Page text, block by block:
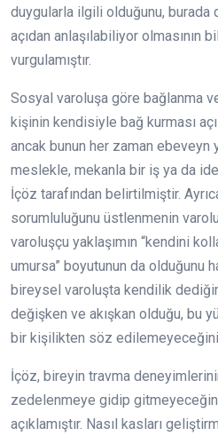
duygularla ilgili olduğunu, burada
açıdan anlaşılabiliyor olmasının
vurgulamıştır.
Sosyal varoluşa göre bağlanma
kişinin kendisiyle bağ kurması
ancak bunun her zaman
meslekle, mekanla bir iş ya da
İçöz tarafından belirtilmiştir.
sorumluluğunu üstlenmenin
varoluşçu yaklaşımın “kendini
umursa” boyutunun da olduğunu
bireysel varoluşta kendilik
değişken ve akışkan olduğu, bu
bir kişilikten söz
İçöz, bireyin travma
zedelenmeye gidip
açıklamıştır. Nasıl kasları